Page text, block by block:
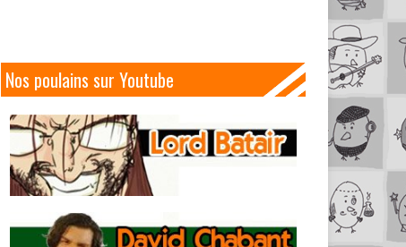
Nos poulains sur Youtube